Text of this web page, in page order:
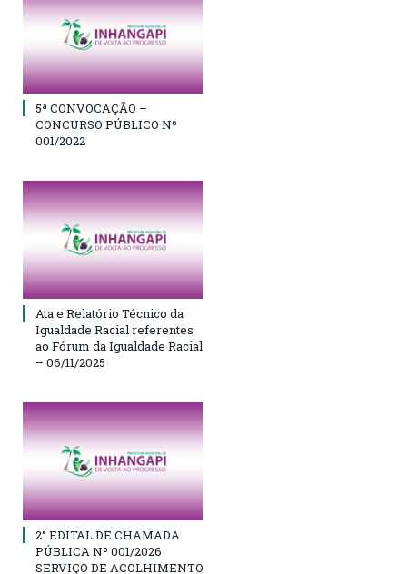
5ª CONVOCAÇÃO –
CONCURSO PÚBLICO Nº
001/2022
Ata e Relatório Técnico da
Igualdade Racial referentes
ao Fórum da Igualdade Racial
– 06/11/2025
2° EDITAL DE CHAMADA
PÚBLICA Nº 001/2026
SERVIÇO DE ACOLHIMENTO